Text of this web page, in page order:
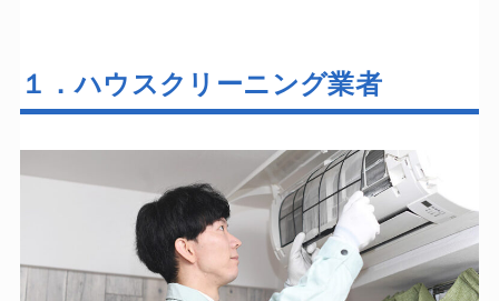
１．ハウスクリーニング業者